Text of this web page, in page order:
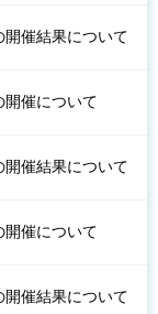
催結果について
催について
催結果について
催について
催結果について